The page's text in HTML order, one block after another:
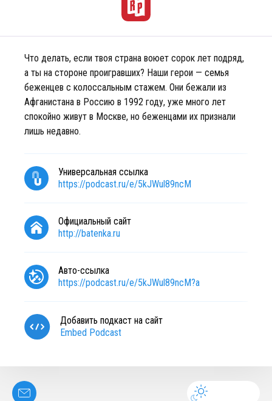
Что делать, если твоя страна воюет сорок лет подряд,
а ты на стороне проигравших? Наши герои — семья
беженцев с колоссальным стажем. Они бежали из
Афганистана в Россию в 1992 году, уже много лет
спокойно живут в Москве, но беженцами их признали
лишь недавно.
Универсальная ссылка
https://podcast.ru/e/5kJWul89ncM
Официальный сайт
http://batenka.ru
Авто-ссылка
https://podcast.ru/e/5kJWul89ncM?a
Добавить подкаст на сайт
Embed Podcast